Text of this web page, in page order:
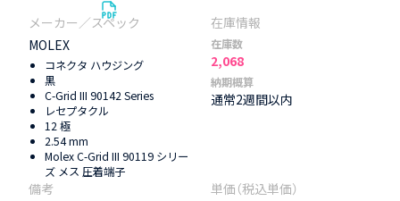
MOLEX
コネクタ ハウジング
黒
C-Grid III 90142 Series
レセプタクル
12 極
2.54 mm
Molex C-Grid III 90119 シリー
ズ メス 圧着端子
在庫数
2,068
納期概算
通常2週間以内